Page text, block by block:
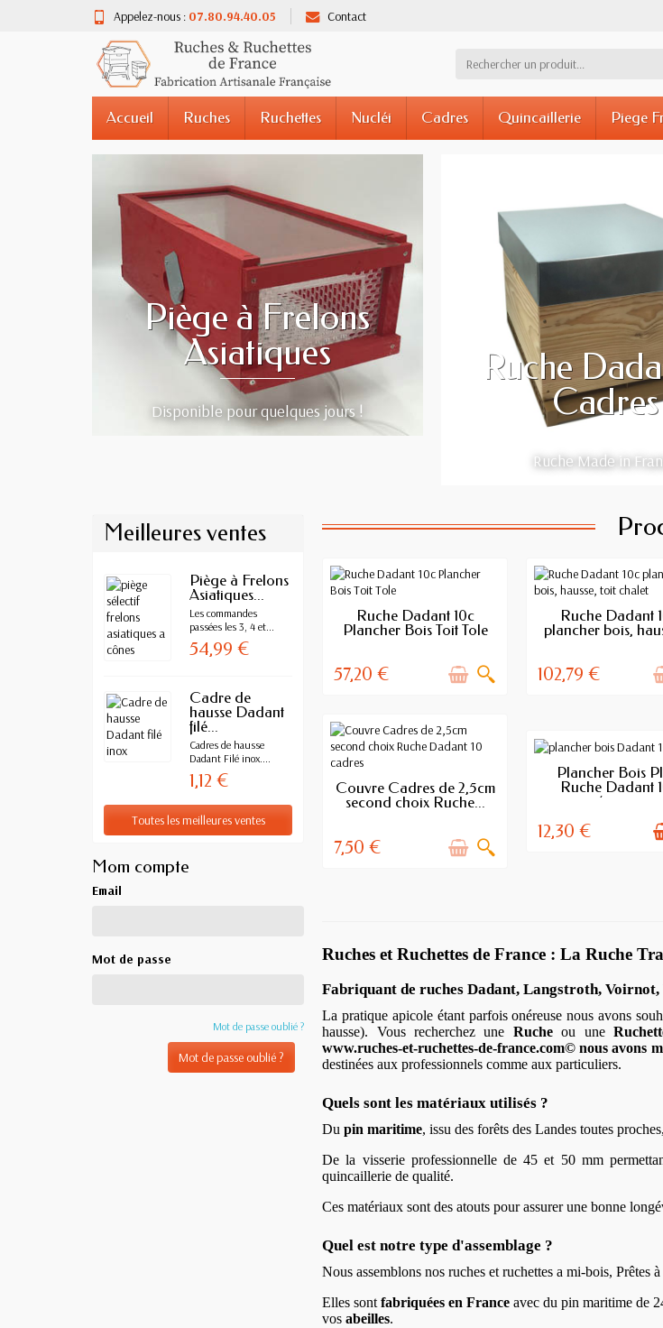
Appelez-nous : 07.80.94.40.05 Contact
Accueil Ruches Ruchettes Nucléi Cadres Quincaillerie Piege
Piège à Frelons
Asiatiques
Disponible pour quelques jours !
Ruche
Cadres
Ruche Made in
Meilleures ventes
Piège à Frelons
Asiatiques...
Les commandes
passées les 3, 4 et...
54,99 €
Cadre de
hausse Dadant
filé...
Cadres de hausse
Dadant Filé inox....
1,12 €
Toutes les meilleures ventes
Mom compte
Email
Mot de passe
Mot de passe oublié ?
Mot de passe oublié ?
RUPTURE DE STOCK
Ruche Dadant 10c
Plancher Bois Toit Tole
57,20 €
RUPTURE DE
Ruche Dadant
plancher bois,
102,79 €
RUPTURE DE STOCK
Couvre Cadres de 2,5cm
second choix Ruche...
7,50 €
EN STOCK
Plancher Bois
Ruche Dadant
(sans...
12,30 €
Ruches et Ruchettes de France : La Ruche
Fabriquant de ruches Dadant, Langstroth,
La pratique apicole étant parfois onéreuse nous avons
hausse). Vous recherchez une Rucheou une
www.ruches-et-ruchettes-de-france.com© nous avons
destinées aux professionnels comme aux particuliers.
Quels sont les matériaux utilisés ?
Du pin maritime, issu des forêts des Landes toutes
De la visserie professionnelle de 45 et 50 mm
quincaillerie de qualité.
Ces matériaux sont des atouts pour assurer une bonne
Quel est notre type d'assemblage ?
Nous assemblons nos ruches et ruchettes a mi-bois, Prêtes
Elles sontfabriquées en France avec du pin maritime de
vosabeilles.